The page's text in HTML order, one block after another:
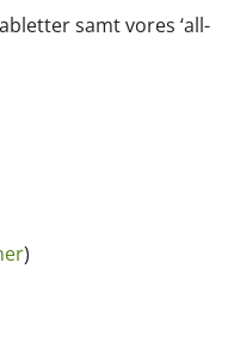
samt vores ‘all-
)